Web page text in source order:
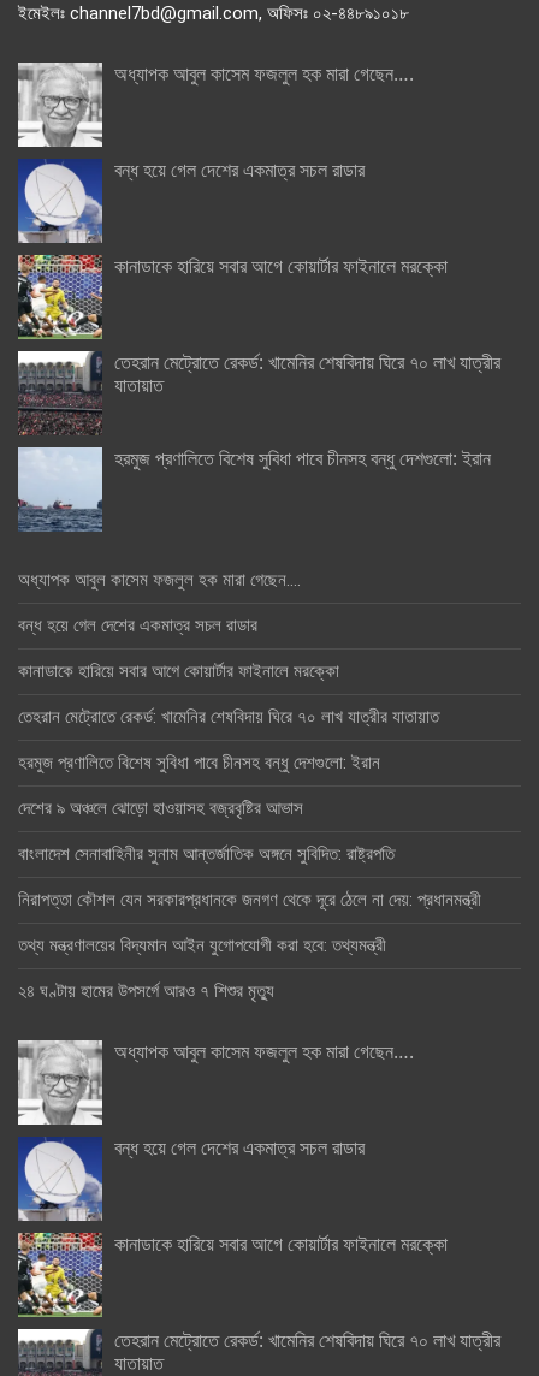
ইমেইলঃ channel7bd@gmail.com, অফিসঃ ০২-৪৪৮৯১০১৮
অধ্যাপক আবুল কাসেম ফজলুল হক মারা গেছেন….
বন্ধ হয়ে গেল দেশের একমাত্র সচল রাডার
কানাডাকে হারিয়ে সবার আগে কোয়ার্টার ফাইনালে মরক্কো
তেহরান মেট্রোতে রেকর্ড: খামেনির শেষবিদায় ঘিরে ৭০ লাখ যাত্রীর
যাতায়াত
হরমুজ প্রণালিতে বিশেষ সুবিধা পাবে চীনসহ বন্ধু দেশগুলো: ইরান
অধ্যাপক আবুল কাসেম ফজলুল হক মারা গেছেন….
বন্ধ হয়ে গেল দেশের একমাত্র সচল রাডার
কানাডাকে হারিয়ে সবার আগে কোয়ার্টার ফাইনালে মরক্কো
তেহরান মেট্রোতে রেকর্ড: খামেনির শেষবিদায় ঘিরে ৭০ লাখ যাত্রীর যাতায়াত
হরমুজ প্রণালিতে বিশেষ সুবিধা পাবে চীনসহ বন্ধু দেশগুলো: ইরান
দেশের ৯ অঞ্চলে ঝোড়ো হাওয়াসহ বজ্রবৃষ্টির আভাস
বাংলাদেশ সেনাবাহিনীর সুনাম আন্তর্জাতিক অঙ্গনে সুবিদিত: রাষ্ট্রপতি
নিরাপত্তা কৌশল যেন সরকারপ্রধানকে জনগণ থেকে দূরে ঠেলে না দেয়: প্রধানমন্ত্রী
তথ্য মন্ত্রণালয়ের বিদ্যমান আইন যুগোপযোগী করা হবে: তথ্যমন্ত্রী
২৪ ঘণ্টায় হামের উপসর্গে আরও ৭ শিশুর মৃত্যু
অধ্যাপক আবুল কাসেম ফজলুল হক মারা গেছেন….
বন্ধ হয়ে গেল দেশের একমাত্র সচল রাডার
কানাডাকে হারিয়ে সবার আগে কোয়ার্টার ফাইনালে মরক্কো
তেহরান মেট্রোতে রেকর্ড: খামেনির শেষবিদায় ঘিরে ৭০ লাখ যাত্রীর
যাতায়াত